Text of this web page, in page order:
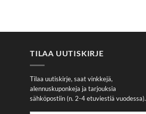
TILAA UUTISKIRJE
Tilaa uutiskirje, saat vinkkejä,
alennuskuponkeja ja tarjouksia
sähköpostiin (n. 2-4 etuviestiä vuodessa).